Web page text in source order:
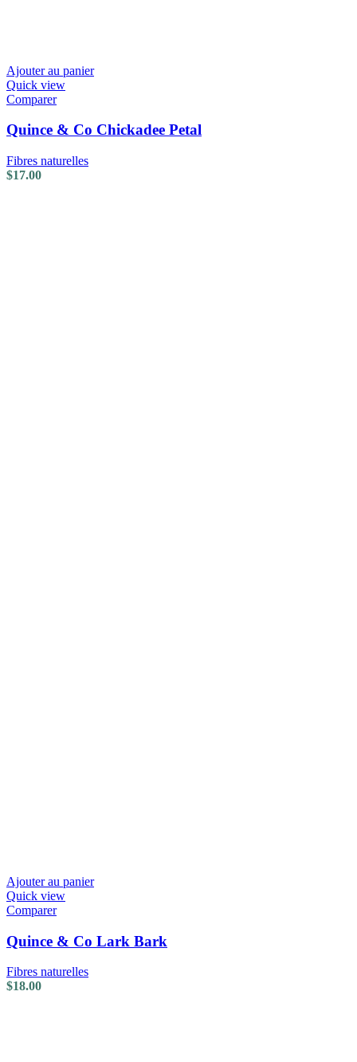
Ajouter au panier
Quick view
Comparer
Quince & Co Chickadee Petal
Fibres naturelles
$17.00
Ajouter au panier
Quick view
Comparer
Quince & Co Lark Bark
Fibres naturelles
$18.00